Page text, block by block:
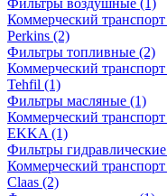
Фильтры воздушные (1)
Коммерческий транспорт
Perkins (2)
Фильтры топливные (2)
Коммерческий транспорт
Tehfil (1)
Фильтры масляные (1)
Коммерческий транспорт
EKKA (1)
Фильтры гидравлические
Коммерческий транспорт
Claas (2)